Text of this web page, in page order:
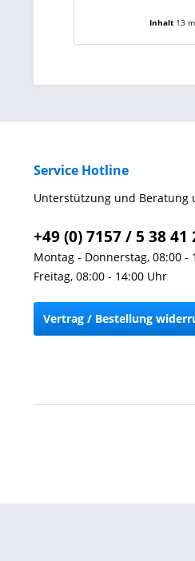
Inhalt 13
Service Hotline
Unterstützung und Beratung
+49 (0) 7157 / 5 38 41
Montag - Donnerstag, 08:00 -
Freitag, 08:00 - 14:00 Uhr
Vertrag / Bestellung